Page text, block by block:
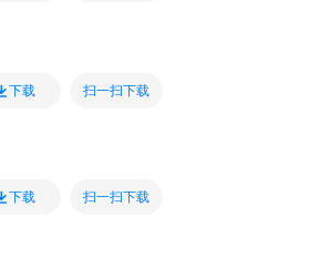
下载 扫一扫下载
下载 扫一扫下载